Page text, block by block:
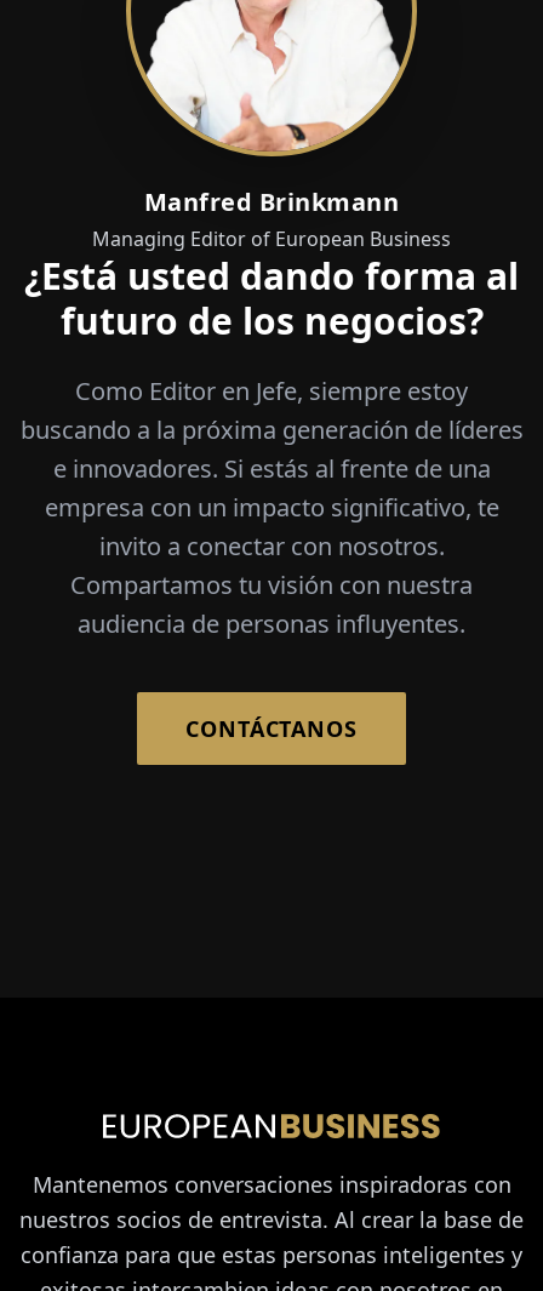
Manfred Brinkmann
Managing Editor of European Business
¿Está usted dando forma al
futuro de los negocios?
Como Editor en Jefe, siempre estoy
buscando a la próxima generación de líderes
e innovadores. Si estás al frente de una
empresa con un impacto significativo, te
invito a conectar con nosotros.
Compartamos tu visión con nuestra
audiencia de personas influyentes.
CONTÁCTANOS
Mantenemos conversaciones inspiradoras con
nuestros socios de entrevista. Al crear la base de
confianza para que estas personas inteligentes y